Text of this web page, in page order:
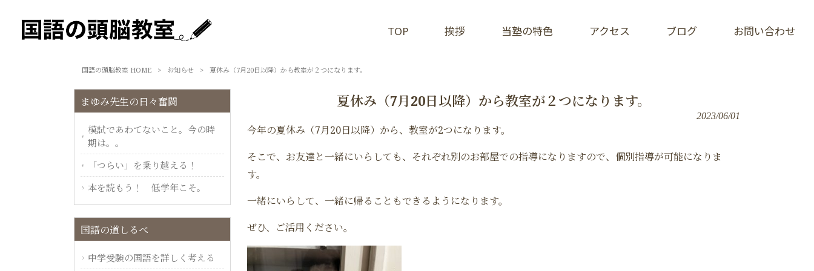
TOP 挨拶 当塾の特色 アクセス ブログ お問い合わせ
国語の頭脳教室 HOME > お知らせ > 夏休み（7月20日以降）から教室が２つになります。
夏休み（7月20日以降）から教室が２つになります。
2023/06/01
今年の夏休み（7月20日以降）から、教室が2つになります。
そこで、お友達と一緒にいらしても、それぞれ別のお部屋での指導になりますので、個別指導が可能になりま
す。
一緒にいらして、一緒に帰ることもできるようになります。
ぜひ、ご活用ください。
まゆみ先生の日々奮闘
模試であわてないこと。今の時
期は。。
「つらい」を乗り越える！
本を読もう！ 低学年こそ。
国語の道しるべ
中学受験の国語を詳しく考える